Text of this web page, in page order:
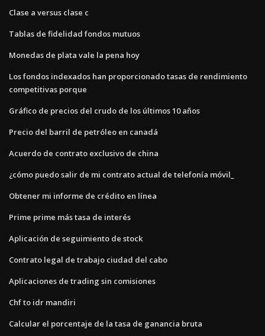
Clase a versus clase c
Tablas de fidelidad fondos mutuos
Monedas de plata vale la pena hoy
Los fondos indexados han proporcionado tasas de rendimiento
competitivas porque
Gráfico de precios del crudo de los últimos 10 años
Precio del barril de petróleo en canadá
Acuerdo de contrato exclusivo de china
¿cómo puedo salir de mi contrato actual de telefonía móvil_
Obtener mi informe de crédito en línea
Prime prime más tasa de interés
Aplicación de seguimiento de stock
Contrato legal de trabajo ciudad del cabo
Aplicaciones de trading sin comisiones
Chf to idr mandiri
Calcular el porcentaje de la tasa de ganancia bruta